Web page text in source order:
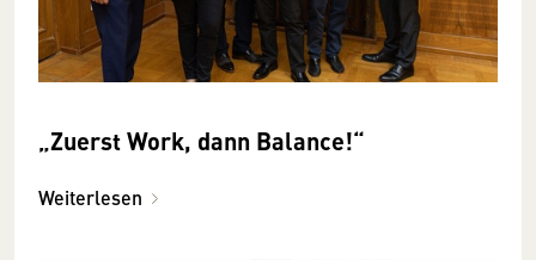
„Zuerst Work, dann Balance!“
Weiterlesen